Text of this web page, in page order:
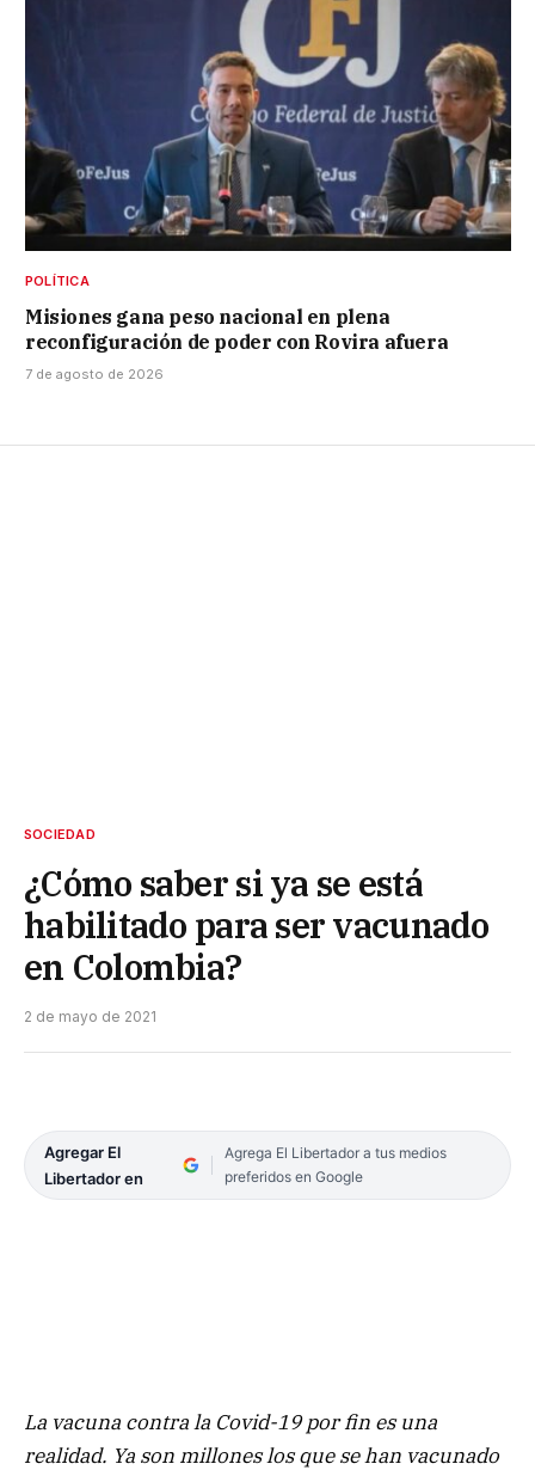
POLÍTICA
Misiones gana peso nacional en plena
reconfiguración de poder con Rovira afuera
7 de agosto de 2026
SOCIEDAD
¿Cómo saber si ya se está
habilitado para ser vacunado
en Colombia?
2 de mayo de 2021
Agregar El
Libertador en
Agrega El Libertador a tus medios
preferidos en Google
La vacuna contra la Covid-19 por fin es una
realidad. Ya son millones los que se han vacunado